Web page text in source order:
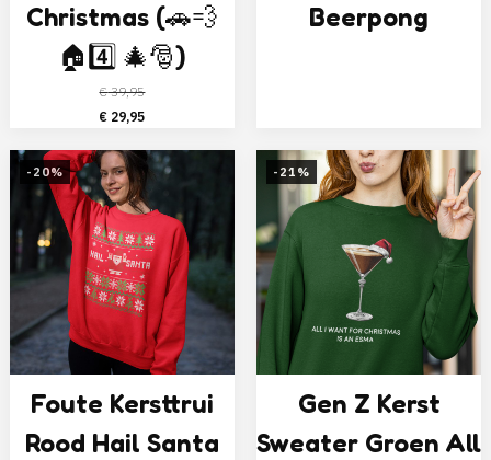
Christmas (🚗💨
🏠4️⃣ 🎄🎅)
€39,95
Oorspronkelijke
was:
€ 39,95.
€ 29,95Huidige
is:
Beerpong
-20%
Foute Kersttrui
Rood Hail Santa
-21%
Gen Z Kerst
Sweater Groen All